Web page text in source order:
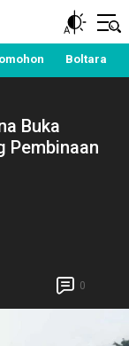
Politik,
NasionalBoltara
Buka
Pembinaan
0